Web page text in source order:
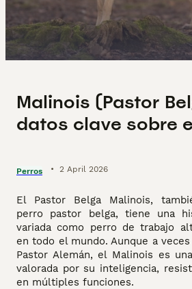
Malinois (Pastor
datos clave sobre
Perros • 2 April 2026
El Pastor Belga Malinois,
perro pastor belga, tiene una
variada como perro de trabajo
en todo el mundo. Aunque a
Pastor Alemán, el Malinois es
valorada por su inteligencia,
en múltiples funciones.